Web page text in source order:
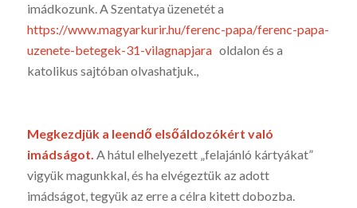
imádkozunk. A Szentatya üzenetét a
https://www.magyarkurir.hu/ferenc-papa/ferenc-papa-
uzenete-betegek-31-vilagnapjaraoldalon és a
katolikus sajtóban olvashatjuk.,
Megkezdjük a leendő elsőáldozókért való
imádságot. A hátul elhelyezett „felajánló kártyákat”
vigyük magunkkal, és ha elvégeztük az adott
imádságot, tegyük az erre a célra kitett dobozba.